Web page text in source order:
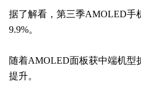
据了解看，第三季AMOLED手
9.9%。
随着AMOLED面板获中端机型
提升。